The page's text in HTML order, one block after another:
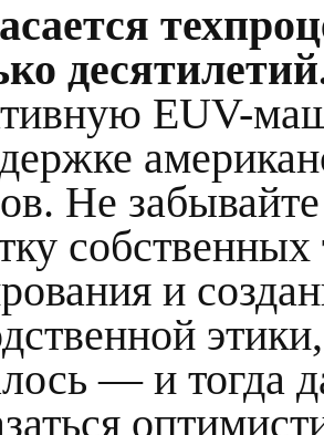
EUV-
Не
и
— и тогда